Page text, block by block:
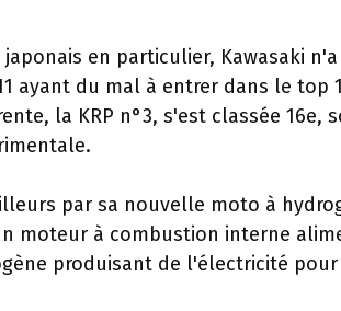
en particulier, Kawasaki
ayant du mal à entrer dans le top
la KRP n°3, s'est classée 16e,
par sa nouvelle moto à
moteur à combustion interne
produisant de l'électricité pour